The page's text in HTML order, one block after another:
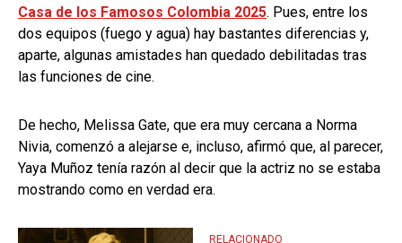
Casa de los Famosos Colombia 2025. Pues, entre los
dos equipos (fuego y agua) hay bastantes diferencias y,
aparte, algunas amistades han quedado debilitadas tras
las funciones de cine.
De hecho, Melissa Gate, que era muy cercana a Norma
Nivia, comenzó a alejarse e, incluso, afirmó que, al parecer,
Yaya Muñoz tenía razón al decir que la actriz no se estaba
mostrando como en verdad era.
RELACIONADO